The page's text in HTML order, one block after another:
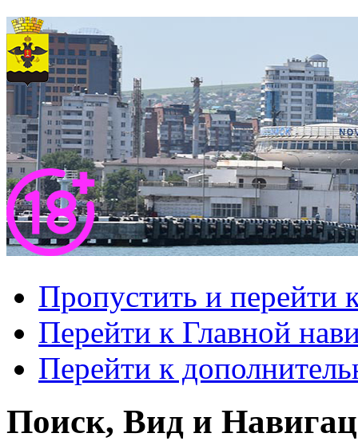
Пропустить и перейти
Перейти к Главной
Перейти к
Поиск, Вид и